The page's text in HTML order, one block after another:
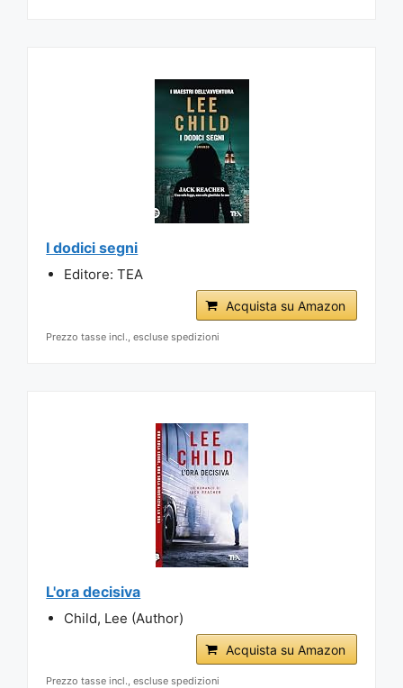
I dodici segni
Editore: TEA
Acquista su Amazon
Prezzo tasse incl., escluse spedizioni
L'ora decisiva
Child, Lee (Author)
Acquista su Amazon
Prezzo tasse incl., escluse spedizioni